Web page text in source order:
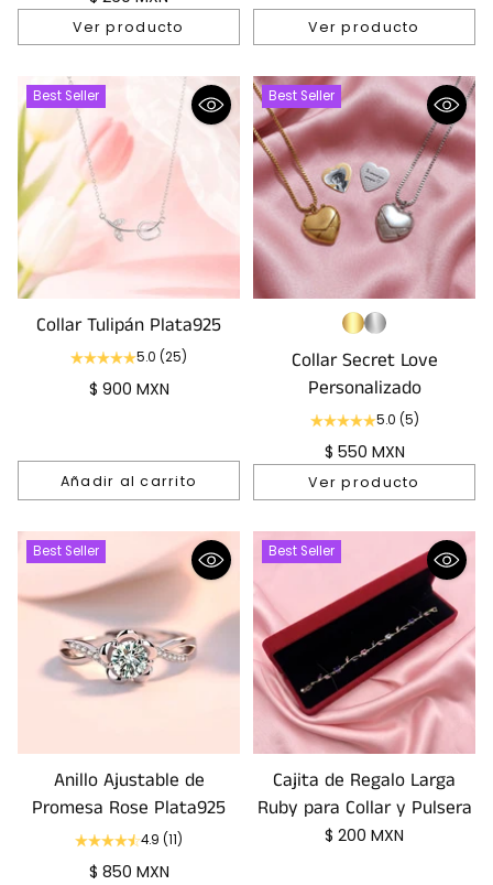
Ver producto Ver producto
Best Seller
Collar Tulipán Plata925
5.0 (25)
$ 900 MXN
Añadir al carrito
Cantidad
Best Seller
Collar Secret Love
Personalizado
5.0 (5)
$ 550 MXN
Ver producto
Best Seller
Anillo Ajustable de
Promesa Rose Plata925
4.9 (11)
$ 850 MXN
Best Seller
Cajita de Regalo Larga
Ruby para Collar y Pulsera
$ 200 MXN